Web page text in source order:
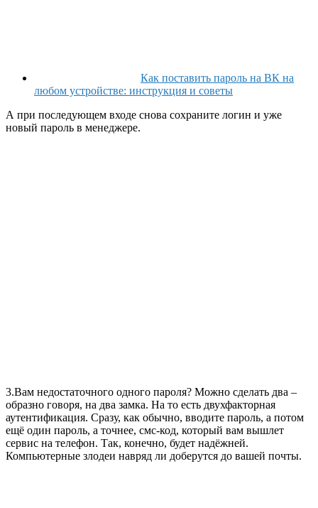
Как поставить пароль на ВК на
любом устройстве: инструкция и советы
А при последующем входе снова сохраните логин и уже
новый пароль в менеджере.
3.Вам недостаточного одного пароля? Можно сделать два –
образно говоря, на два замка. На то есть двухфакторная
аутентификация. Сразу, как обычно, вводите пароль, а потом
ещё один пароль, а точнее, смс-код, который вам вышлет
сервис на телефон. Так, конечно, будет надёжней.
Компьютерные злодеи навряд ли доберутся до вашей почты.